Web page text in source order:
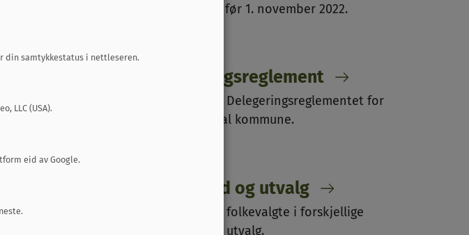
i politiske
postlister fra før 1. november 2022.
Delegeringsreglement
Her finner du Delegeringsreglementet for
Midtre Gauldal kommune.
med
m.m.
Styrer, råd og utvalg
Oversikt over folkevalgte i forskjellige
styrer, råd og utvalg.
din samtykkestatus i nettleseren.
LLC (USA).
eid av Google.